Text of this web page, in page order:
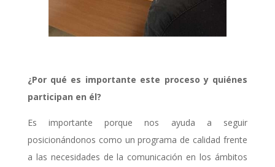
¿Por qué es importante este proceso y quiénes
participan en él?
Es importante porque nos ayuda a seguir
posicionándonos como un programa de calidadfrente
a las necesidades de la comunicación en los ámbitos